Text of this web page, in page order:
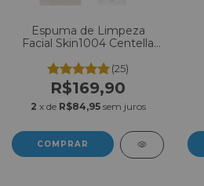
Espuma de Limpeza
Facial Skin1004 Centella
(25)
R$169,90
2 x de R$84,95 sem juros